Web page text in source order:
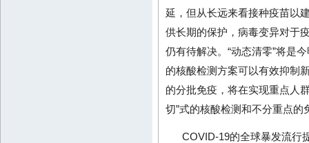
延，但从长远来看接种疫苗以
供长期的保护，病毒变异对于
仍有待解决。“动态清零”将是
的核酸检测方案可以有效抑制
的分批免疫，将在实现重点人
切”式的核酸检测和不分重点
COVID-19的全球暴发流行